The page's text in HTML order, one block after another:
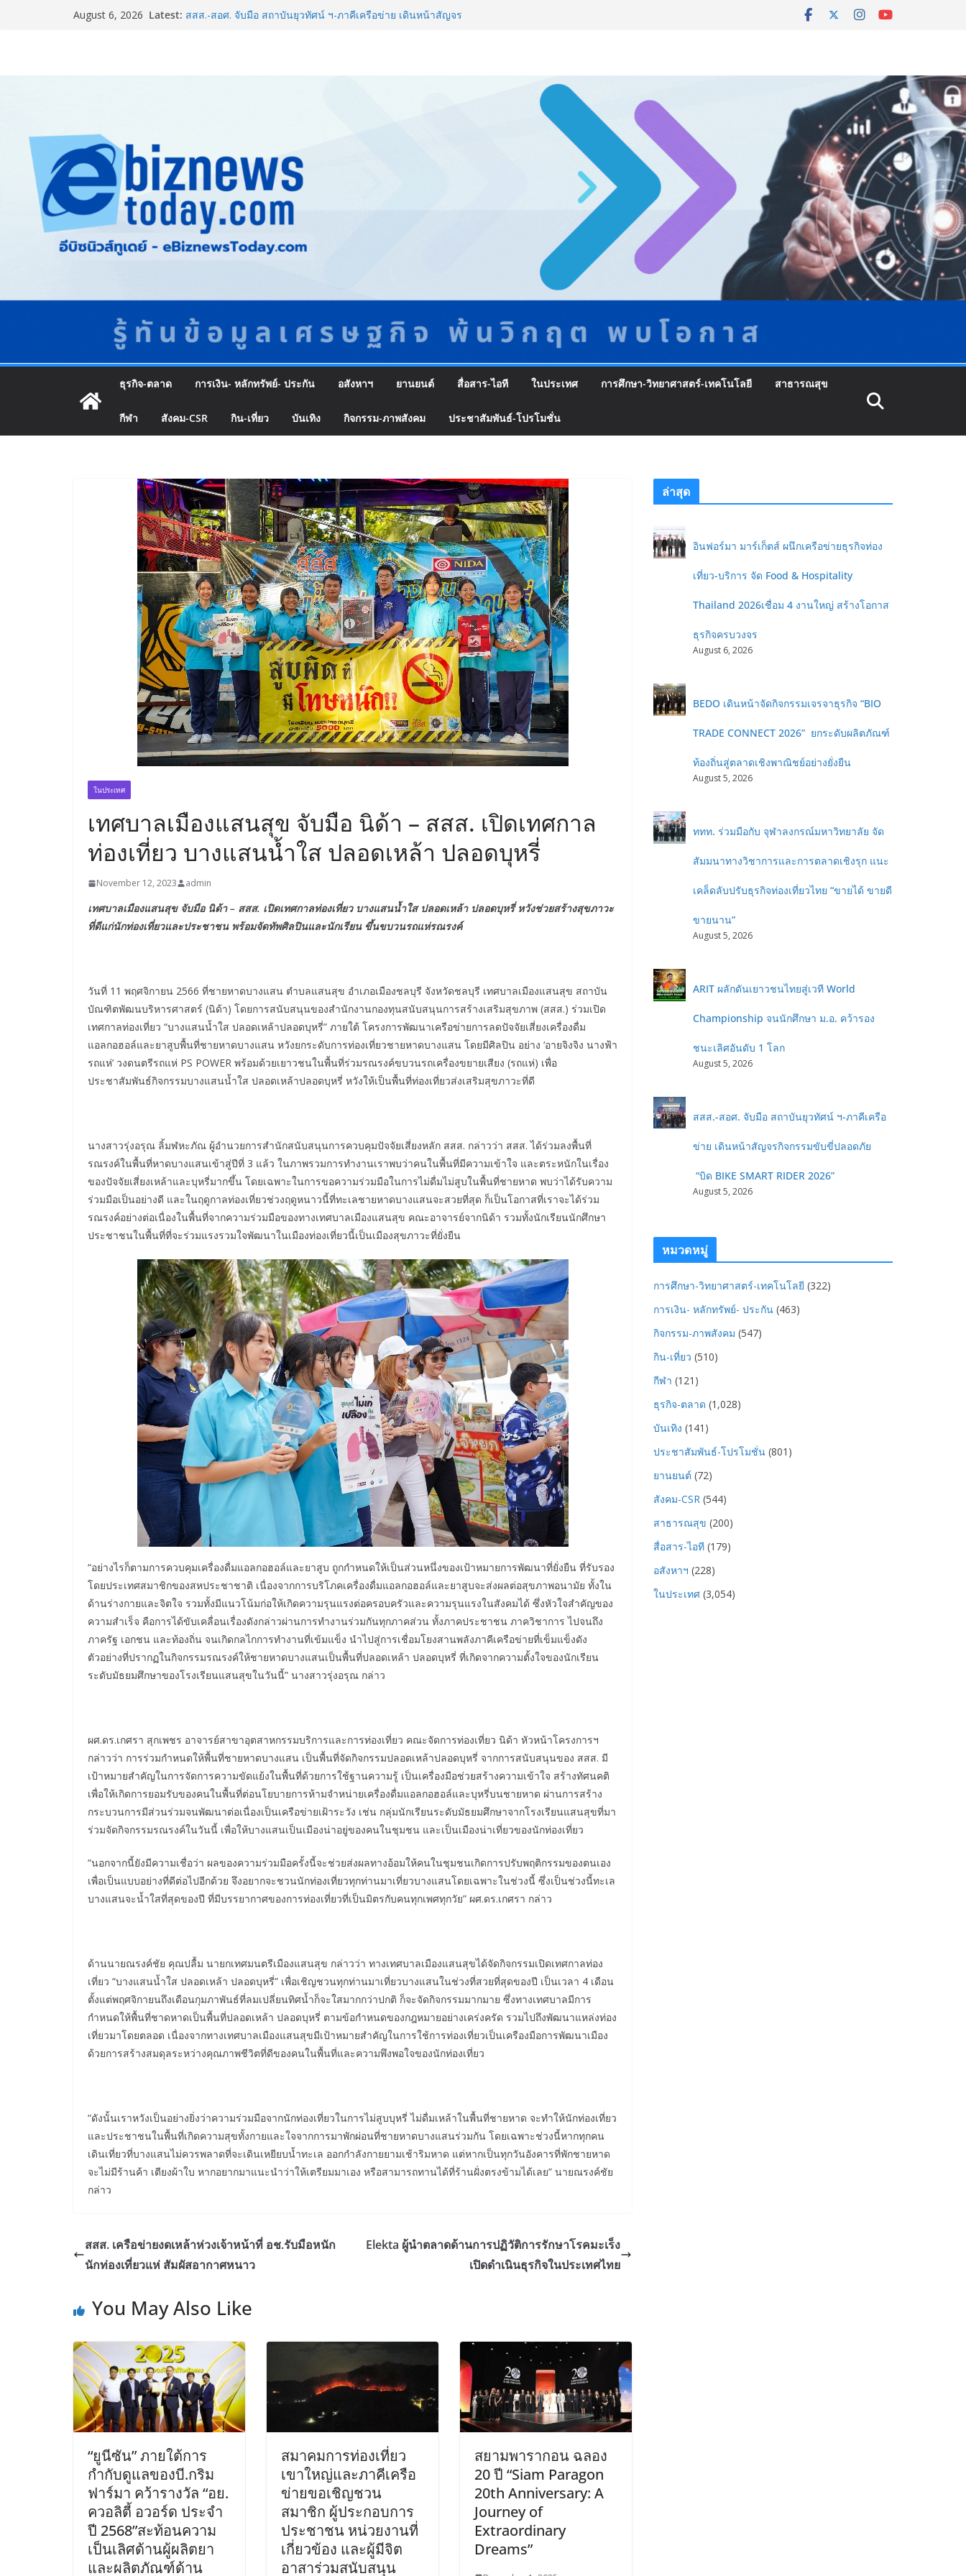
August 6, 2026 Latest: สสส.-สอศ. จับมือ สถาบันยุวทัศน์ ฯ-ภาคีเครือข่าย เดินหน้าสัญจร
ARIT ผลักดันเยาวชนไทยสู่เวที World Championship จนนักศึกษา
ม.อ. คว้ารองชนะเลิศอันดับ 1 โลก
ธุรกิจ-ตลาด การเงิน- หลักทรัพย์- ประกัน อสังหาฯ ยานยนต์ สื่อสาร-ไอที ในประเทศ การศึกษา-วิทยาศาสตร์-เทคโนโลยี สาธารณสุข
กีฬา สังคม-CSR กิน-เที่ยว บันเทิง กิจกรรม-ภาพสังคม ประชาสัมพันธ์-โปรโมชั่น
ในประเทศ
เทศบาลเมืองแสนสุข จับมือ นิด้า – สสส. เปิดเทศกาล
ท่องเที่ยว บางแสนน้ำใส ปลอดเหล้า ปลอดบุหรี่
November 12, 2023 admin
เทศบาลเมืองแสนสุข จับมือ นิด้า – สสส. เปิดเทศกาลท่องเที่ยว บางแสนน้ำใส ปลอดเหล้า ปลอดบุหรี่ หวังช่วยสร้างสุขภาวะ
ที่ดีแก่นักท่องเที่ยวและประชาชน พร้อมจัดทัพศิลปินและนักเรียน ขึ้นขบวนรถแห่รณรงค์
วันที่ 11 พฤศจิกายน 2566 ที่ชายหาดบางแสน ตำบลแสนสุข อำเภอเมืองชลบุรี จังหวัดชลบุรี เทศบาลเมืองแสนสุข สถาบัน
บัณฑิตพัฒนบริหารศาสตร์ (นิด้า) โดยการสนับสนุนของสำนักงานกองทุนสนับสนุนการสร้างเสริมสุขภาพ (สสส.) ร่วมเปิด
เทศกาลท่องเที่ยว “บางแสนน้ำใส ปลอดเหล้าปลอดบุหรี่” ภายใต้ โครงการพัฒนาเครือข่ายการลดปัจจัยเสี่ยงเครื่องดื่ม
แอลกอฮอล์และยาสูบพื้นที่ชายหาดบางแสน หวังยกระดับการท่องเที่ยวชายหาดบางแสน โดยมีศิลปิน อย่าง ‘อายจิงจิง นางฟ้า
รถแห่’ วงดนตรีรถแห่ PS POWER พร้อมด้วยเยาวชนในพื้นที่ร่วมรณรงค์ขบวนรถเครื่องขยายเสียง (รถแห่) เพื่อ
ประชาสัมพันธ์กิจกรรมบางแสนน้ำใส ปลอดเหล้าปลอดบุหรี่ หวังให้เป็นพื้นที่ท่องเที่ยวส่งเสริมสุขภาวะที่ดี
นางสาวรุ่งอรุณ ลิ้มฬหะภัณ ผู้อำนวยการสำนักสนับสนุนการควบคุมปัจจัยเสี่ยงหลัก สสส. กล่าวว่า สสส. ได้ร่วมลงพื้นที่
รณรงค์ในพื้นที่หาดบางแสนเข้าสู่ปีที่ 3 แล้ว ในภาพรวมการทำงานเราพบว่าคนในพื้นที่มีความเข้าใจ และตระหนักในเรื่อง
ของปัจจัยเสี่ยงเหล้าและบุหรี่มากขึ้น โดยเฉพาะในการขอความร่วมมือในการไม่ดื่มไม่สูบในพื้นที่ชายหาด พบว่าได้รับความ
ร่วมมือเป็นอย่างดี และในฤดูกาลท่องเที่ยวช่วงฤดูหนาวนี้ที่ทะเลชายหาดบางแสนจะสวยที่สุด ก็เป็นโอกาสที่เราจะได้ร่วม
รณรงค์อย่างต่อเนื่องในพื้นที่จากความร่วมมือของทางเทศบาลเมืองแสนสุข คณะอาจารย์จากนิด้า รวมทั้งนักเรียนนักศึกษา
ประชาชนในพื้นที่ที่จะร่วมแรงรวมใจพัฒนาในเมืองท่องเที่ยวนี้เป็นเมืองสุขภาวะที่ยั่งยืน
“อย่างไรก็ตามการควบคุมเครื่องดื่มแอลกอฮอล์และยาสูบ ถูกกำหนดให้เป็นส่วนหนึ่งของเป้าหมายการพัฒนาที่ยั่งยืน ที่รับรอง
โดยประเทศสมาชิกของสหประชาชาติ เนื่องจากการบริโภคเครื่องดื่มแอลกอฮอล์และยาสูบจะส่งผลต่อสุขภาพอนามัย ทั้งใน
ด้านร่างกายและจิตใจ รวมทั้งมีแนวโน้มก่อให้เกิดความรุนแรงต่อครอบครัวและความรุนแรงในสังคมได้ ซึ่งหัวใจสำคัญของ
ความสำเร็จ คือการได้ขับเคลื่อนเรื่องดังกล่าวผ่านการทำงานร่วมกันทุกภาคส่วน ทั้งภาคประชาชน ภาควิชาการ ไปจนถึง
ภาครัฐ เอกชน และท้องถิ่น จนเกิดกลไกการทำงานที่เข้มแข็ง นำไปสู่การเชื่อมโยงสานพลังภาคีเครือข่ายที่เข็มแข็งดัง
ตัวอย่างที่ปรากฏในกิจกรรมรณรงค์ให้ชายหาดบางแสนเป็นพื้นที่ปลอดเหล้า ปลอดบุหรี่ ที่เกิดจากความตั้งใจของนักเรียน
ระดับมัธยมศึกษาของโรงเรียนแสนสุขในวันนี้” นางสาวรุ่งอรุณ กล่าว
ผศ.ดร.เกศรา สุกเพชร อาจารย์สาขาอุตสาหกรรมบริการและการท่องเที่ยว คณะจัดการท่องเที่ยว นิด้า หัวหน้าโครงการฯ
กล่าวว่า การร่วมกำหนดให้พื้นที่ชายหาดบางแสน เป็นพื้นที่จัดกิจกรรมปลอดเหล้าปลอดบุหรี่ จากการสนับสนุนของ สสส. มี
เป้าหมายสำคัญในการจัดการความขัดแย้งในพื้นที่ด้วยการใช้ฐานความรู้ เป็นเครื่องมือช่วยสร้างความเข้าใจ สร้างทัศนคติ
เพื่อให้เกิดการยอมรับของคนในพื้นที่ต่อนโยบายการห้ามจำหน่ายเครื่องดื่มแอลกอฮอล์และบุหรี่บนชายหาด ผ่านการสร้าง
กระบวนการมีส่วนร่วมจนพัฒนาต่อเนื่องเป็นเครือข่ายเฝ้าระวัง เช่น กลุ่มนักเรียนระดับมัธยมศึกษาจากโรงเรียนแสนสุขที่มา
ร่วมจัดกิจกรรมรณรงค์ในวันนี้ เพื่อให้บางแสนเป็นเมืองน่าอยู่ของคนในชุมชน และเป็นเมืองน่าเที่ยวของนักท่องเที่ยว
“นอกจากนี้ยังมีความเชื่อว่า ผลของความร่วมมือครั้งนี้จะช่วยส่งผลทางอ้อมให้คนในชุมชนเกิดการปรับพฤติกรรมของตนเอง
เพื่อเป็นแบบอย่างที่ดีต่อไปอีกด้วย จึงอยากจะชวนนักท่องเที่ยวทุกท่านมาเที่ยวบางแสนโดยเฉพาะในช่วงนี้ ซึ่งเป็นช่วงนี้ทะเล
บางแสนจะน้ำใสที่สุดของปี ที่มีบรรยากาศของการท่องเที่ยวที่เป็นมิตรกับคนทุกเพศทุกวัย” ผศ.ดร.เกศรา กล่าว
ด้านนายณรงค์ชัย คุณปลื้ม นายกเทศมนตรีเมืองแสนสุข กล่าวว่า ทางเทศบาลเมืองแสนสุขได้จัดกิจกรรมเปิดเทศกาลท่อง
เที่ยว “บางแสนน้ำใส ปลอดเหล้า ปลอดบุหรี่” เพื่อเชิญชวนทุกท่านมาเที่ยวบางแสนในช่วงที่สวยที่สุดของปี เป็นเวลา 4 เดือน
ตั้งแต่พฤศจิกายนถึงเดือนกุมภาพันธ์ที่ลมเปลี่ยนทิศน้ำก็จะใสมากกว่าปกติ ก็จะจัดกิจกรรมมากมาย ซึ่งทางเทศบาลมีการ
กำหนดให้พื้นที่ชาดหาดเป็นพื้นที่ปลอดเหล้า ปลอดบุหรี่ ตามข้อกำหนดของกฎหมายอย่างเคร่งครัด รวมไปถึงพัฒนาแหล่งท่อง
เที่ยวมาโดยตลอด เนื่องจากทางเทศบาลเมืองแสนสุขมีเป้าหมายสำคัญในการใช้การท่องเที่ยวเป็นเครืองมือการพัฒนาเมือง
ด้วยการสร้างสมดุลระหว่างคุณภาพชีวิตที่ดีของคนในพื้นที่และความพึงพอใจของนักท่องเที่ยว
“ดังนั้นเราหวังเป็นอย่างยิ่งว่าความร่วมมือจากนักท่องเที่ยวในการไม่สูบบุหรี่ ไม่ดื่มเหล้าในพื้นที่ชายหาด จะทำให้นักท่องเที่ยว
และประชาชนในพื้นที่เกิดความสุขทั้งกายและใจจากการมาพักผ่อนที่ชายหาดบางแสนร่วมกัน โดยเฉพาะช่วงนี้หากทุกคน
เดินเที่ยวที่บางแสนไม่ควรพลาดที่จะเดินเหยียบน้ำทะเล ออกกำลังกายยามเช้าริมหาด แต่หากเป็นทุกวันอังคารที่พักชายหาด
จะไม่มีร้านค้า เตียงผ้าใบ หากอยากมาแนะนำว่าให้เตรียมมาเอง หรือสามารถทานได้ที่ร้านฝั่งตรงข้ามได้เลย” นายณรงค์ชัย
กล่าว
สสส. เครือข่ายงดเหล้าห่วงเจ้าหน้าที่ อช.รับมือหนัก
นักท่องเที่ยวแห่ สัมผัสอากาศหนาว
Elekta ผู้นำตลาดด้านการปฏิวัติการรักษาโรคมะเร็ง
เปิดดำเนินธุรกิจในประเทศไทย
You May Also Like
“ยูนีซัน” ภายใต้การ
กำกับดูแลของบี.กริม
ฟาร์มา คว้ารางวัล “อย.
ควอลิตี้ อวอร์ด ประจำ
ปี 2568”สะท้อนความ
เป็นเลิศด้านผู้ผลิตยา
และผลิตภัณฑ์ด้าน
สมาคมการท่องเที่ยว
เขาใหญ่และภาคีเครือ
ข่ายขอเชิญชวน
สมาชิก ผู้ประกอบการ
ประชาชน หน่วยงานที่
เกี่ยวข้อง และผู้มีจิต
อาสาร่วมสนับสนุน
สยามพารากอน ฉลอง
20 ปี “Siam Paragon
20th Anniversary: A
Journey of
Extraordinary
Dreams”
ล่าสุด
อินฟอร์มา มาร์เก็ตส์ ผนึกเครือข่ายธุรกิจท่อง
เที่ยว-บริการ จัด Food & Hospitality
Thailand 2026เชื่อม 4 งานใหญ่ สร้างโอกาส
ธุรกิจครบวงจร
August 6, 2026
BEDO เดินหน้าจัดกิจกรรมเจรจาธุรกิจ “BIO
TRADE CONNECT 2026” ยกระดับผลิตภัณฑ์
ท้องถิ่นสู่ตลาดเชิงพาณิชย์อย่างยั่งยืน
August 5, 2026
ททท. ร่วมมือกับ จุฬาลงกรณ์มหาวิทยาลัย จัด
สัมมนาทางวิชาการและการตลาดเชิงรุก แนะ
เคล็ดลับปรับธุรกิจท่องเที่ยวไทย “ขายได้ ขายดี
ขายนาน”
August 5, 2026
ARIT ผลักดันเยาวชนไทยสู่เวที World
Championship จนนักศึกษา ม.อ. คว้ารอง
ชนะเลิศอันดับ 1 โลก
August 5, 2026
สสส.-สอศ. จับมือ สถาบันยุวทัศน์ ฯ-ภาคีเครือ
ข่าย เดินหน้าสัญจรกิจกรรมขับขี่ปลอดภัย
“บิด BIKE SMART RIDER 2026”
August 5, 2026
หมวดหมู่
การศึกษา-วิทยาศาสตร์-เทคโนโลยี (322)
การเงิน- หลักทรัพย์- ประกัน (463)
กิจกรรม-ภาพสังคม (547)
กิน-เที่ยว (510)
กีฬา (121)
ธุรกิจ-ตลาด (1,028)
บันเทิง (141)
ประชาสัมพันธ์-โปรโมชั่น (801)
ยานยนต์ (72)
สังคม-CSR (544)
สาธารณสุข (200)
สื่อสาร-ไอที (179)
อสังหาฯ (228)
ในประเทศ (3,054)